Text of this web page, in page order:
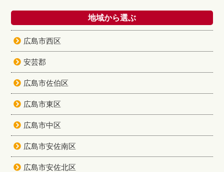
地域から選ぶ
広島市西区
安芸郡
広島市佐伯区
広島市東区
広島市中区
広島市安佐南区
広島市安佐北区